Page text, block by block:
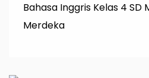
Bahasa Inggris Kelas 4 SD
Merdeka